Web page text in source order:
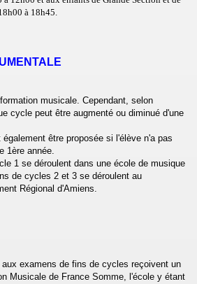
à 18h45.
musicale. Cependant, selon
cycle peut être augmenté ou diminué d'une
être proposée si l'élève n'a pas
1ère année.
1 se déroulent dans une école de musique
de cycles 2 et 3 se déroulent au
Régional d'Amiens.
examens de fins de cycles reçoivent un
Musicale de France Somme, l'école y étant